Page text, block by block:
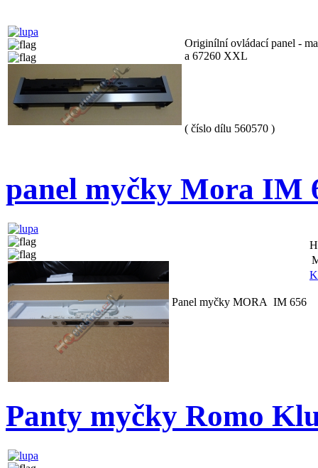
Originílní ovládací panel -
a 67260 XXL
( číslo dílu 560570 )
panel myčky Mora IM
Panel myčky MORA IM 656
Panty myčky Romo